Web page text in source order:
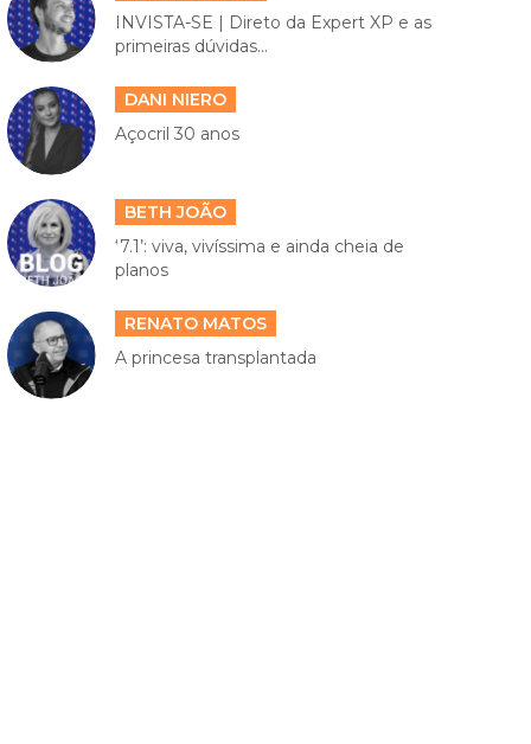
INVISTA-SE | Direto da Expert XP e as
primeiras dúvidas...
DANI NIERO
Açocril 30 anos
BETH JOÃO
‘7.1’: viva, vivíssima e ainda cheia de
planos
RENATO MATOS
A princesa transplantada